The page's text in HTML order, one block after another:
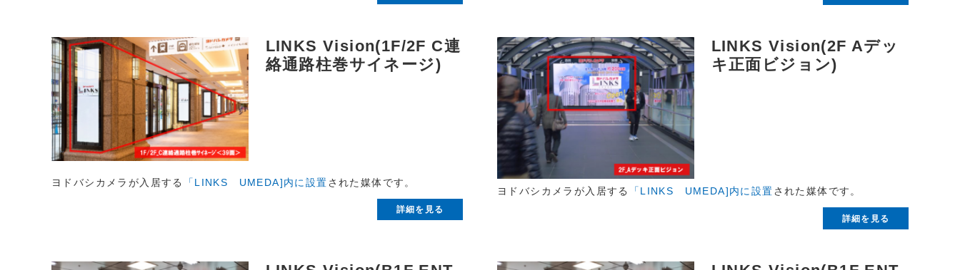
LINKS Vision(1F/2F C連
絡通路柱巻サイネージ)
ヨドバシカメラが入居する 「LINKS UMEDA]内に設置された媒体です。
詳細を見る
LINKS Vision(2F Aデッ
キ正面ビジョン)
ヨドバシカメラが入居する 「LINKS UMEDA]内に設置された媒体です。
詳細を見る